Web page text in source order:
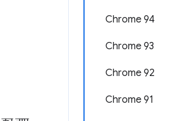
Chrome 94
Chrome 93
Chrome 92
Chrome 91